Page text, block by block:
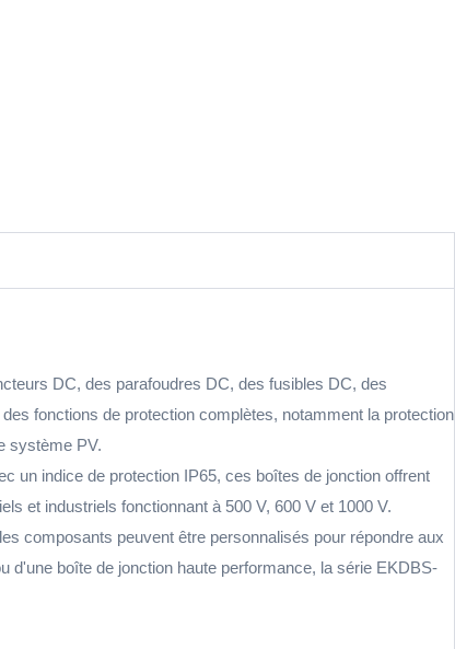
DC, des parafoudres DC, des fusibles DC, des
fonctions de protection complètes, notamment la protection
système PV.
un indice de protection IP65, ces boîtes de jonction offrent
et industriels fonctionnant à 500 V, 600 V et 1000 V.
composants peuvent être personnalisés pour répondre aux
d'une boîte de jonction haute performance, la série EKDBS-